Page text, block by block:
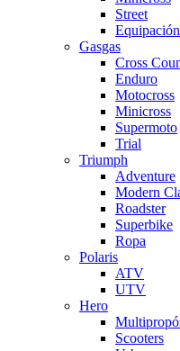
Street
Equipación
Gasgas
Cross
Enduro
Motocross
Minicross
Supermoto
Trial
Triumph
Adventure
Modern
Roadster
Superbike
Ropa
Polaris
ATV
UTV
Hero
Scooters